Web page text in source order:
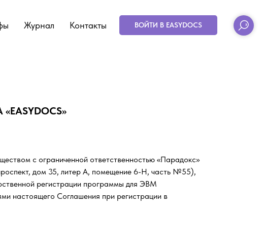
Журнал Контакты ВОЙТИ В EASYDOCS
с ограниченной ответственностью «Парадокс»
дом 35, литер А, помещение 6-Н, часть №55),
регистрации программы для ЭВМ
настоящего Соглашения при регистрации в